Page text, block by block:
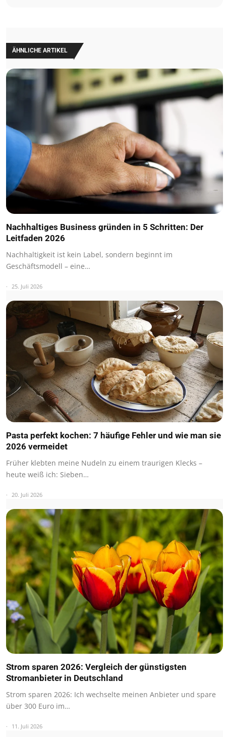
ÄHNLICHE ARTIKEL
Nachhaltiges Business gründen in 5 Schritten: Der
Leitfaden 2026
Nachhaltigkeit ist kein Label, sondern beginnt im
Geschäftsmodell – eine…
25. Juli 2026
Pasta perfekt kochen: 7 häufige Fehler und wie man sie
2026 vermeidet
Früher klebten meine Nudeln zu einem traurigen Klecks –
heute weiß ich: Sieben…
20. Juli 2026
Strom sparen 2026: Vergleich der günstigsten
Stromanbieter in Deutschland
Strom sparen 2026: Ich wechselte meinen Anbieter und spare
über 300 Euro im…
11. Juli 2026